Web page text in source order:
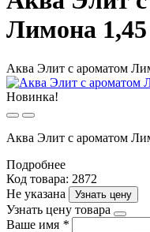
Лимона
Аква Элит с ароматом
Новинка!
Аква Элит с ароматом
Подробнее
Код товара: 2872
Не указана
Узнать цену
Узнать цену товара
Ваше имя *